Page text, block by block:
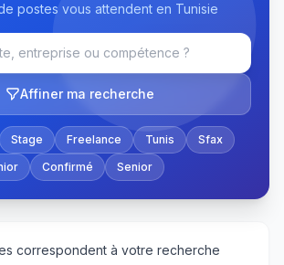
postes vous attendent en Tunisie
Affiner ma recherche
Stage Freelance Tunis
Sfax
Confirmé Senior
correspondent à votre recherche